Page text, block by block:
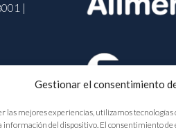
Gestionar el consentimiento
las mejores experiencias, utilizamos
información del dispositivo. El consentimiento
|